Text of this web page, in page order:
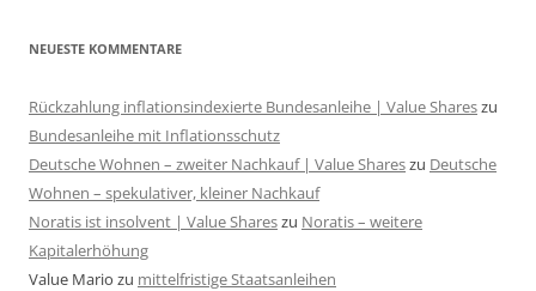
NEUESTE KOMMENTARE
Rückzahlung inflationsindexierte Bundesanleihe | Value Shareszu
Bundesanleihe mit Inflationsschutz
Deutsche Wohnen – zweiter Nachkauf | Value Shareszu Deutsche
Wohnen – spekulativer, kleiner Nachkauf
Noratis ist insolvent | Value Shareszu Noratis – weitere
Kapitalerhöhung
Value Mario zu mittelfristige Staatsanleihen